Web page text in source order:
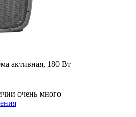
активная, 180 Вт